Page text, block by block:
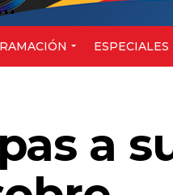
ESPECIALES
a